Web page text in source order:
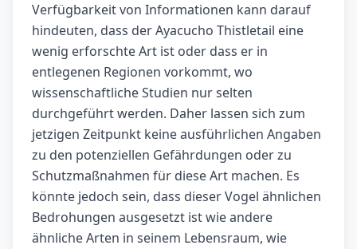
Verfügbarkeit von Informationen kann darauf
hindeuten, dass der Ayacucho Thistletail eine
wenig erforschte Art ist oder dass er in
entlegenen Regionen vorkommt, wo
wissenschaftliche Studien nur selten
durchgeführt werden. Daher lassen sich zum
jetzigen Zeitpunkt keine ausführlichen Angaben
zu den potenziellen Gefährdungen oder zu
Schutzmaßnahmen für diese Art machen. Es
könnte jedoch sein, dass dieser Vogel ähnlichen
Bedrohungen ausgesetzt ist wie andere
ähnliche Arten in seinem Lebensraum, wie